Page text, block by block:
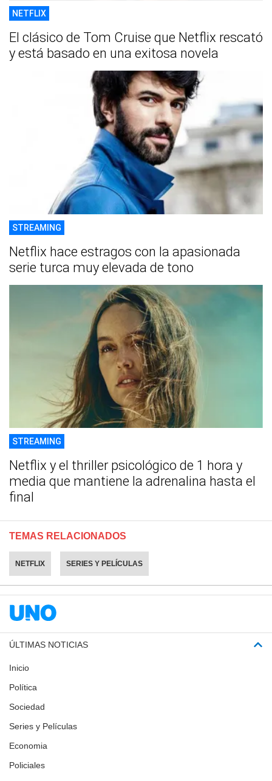
NETFLIX
El clásico de Tom Cruise que Netflix rescató
y está basado en una exitosa novela
STREAMING
Netflix hace estragos con la apasionada
serie turca muy elevada de tono
STREAMING
Netflix y el thriller psicológico de 1 hora y
media que mantiene la adrenalina hasta el
final
TEMAS RELACIONADOS
NETFLIX SERIES Y PELÍCULAS
ÚLTIMAS NOTICIAS
Inicio
Política
Sociedad
Series y Películas
Economia
Policiales